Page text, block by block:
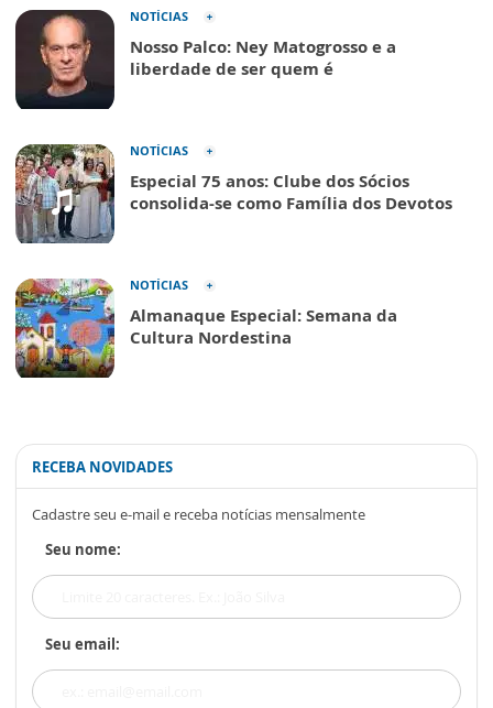
NOTÍCIAS
Nosso Palco: Ney Matogrosso e a
liberdade de ser quem é
NOTÍCIAS
Especial 75 anos: Clube dos Sócios
consolida-se como Família dos Devotos
NOTÍCIAS
Almanaque Especial: Semana da
Cultura Nordestina
RECEBA NOVIDADES
Cadastre seu e-mail e receba notícias mensalmente
Seu nome:
Seu email: